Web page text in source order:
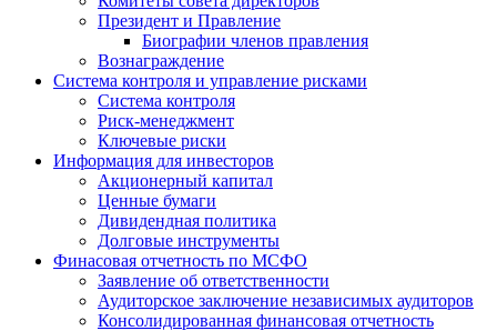
Президент и Правление
Биографии членов правления
Вознаграждение
Система контроля и управление рисками
Система контроля
Риск-менеджмент
Ключевые риски
Информация для инвесторов
Акционерный капитал
Ценные бумаги
Дивидендная политика
Долговые инструменты
Финасовая отчетность по МСФО
Заявление об ответственности
Аудиторское заключение независимых аудиторов
Консолидированная финансовая отчетность